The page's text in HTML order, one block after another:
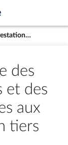
Garantir le bénéfice des prestations familiales et des pensions alimentaires aux enfants confiés à un tiers
des
et des
aux
tiers